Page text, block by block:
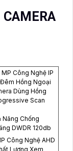
Công Nghệ IP
Hồng Ngoại
Dùng Hồng
Scan
Năng Chống
DWDR 120db
Công Nghệ AHD
Lượng Xem